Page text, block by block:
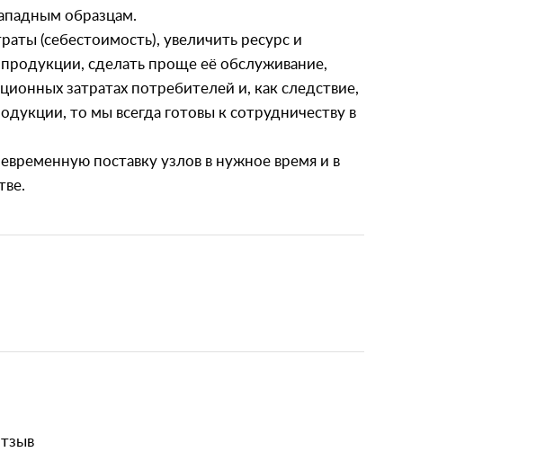
образцам.
(себестоимость), увеличить ресурс и
сделать проще её обслуживание,
затратах потребителей и, как следствие,
то мы всегда готовы к сотрудничеству в
поставку узлов в нужное время и в